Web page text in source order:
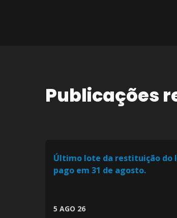
Publicações
Último lote da restituição do
pago em 31 de agosto.
5 AGO 26